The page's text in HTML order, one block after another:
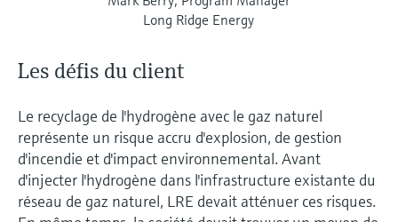
Long Ridge Energy
Les défis du client
Le recyclage de l'hydrogène avec le gaz naturel
représente un risque accru d'explosion, de gestion
d'incendie et d'impact environnemental. Avant
d'injecter l'hydrogène dans l'infrastructure existante du
réseau de gaz naturel, LRE devait atténuer ces risques.